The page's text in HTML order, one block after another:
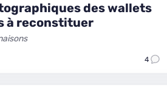
des wallets
à reconstituer
4